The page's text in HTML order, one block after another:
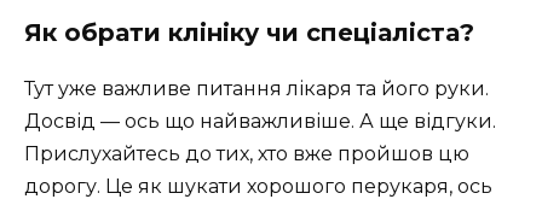
Як обрати клініку чи спеціаліста?
Тут уже важливе питання лікаря та його руки.
Досвід — ось що найважливіше. А ще відгуки.
Прислухайтесь до тих, хто вже пройшов цю
дорогу. Це як шукати хорошого перукаря, ось